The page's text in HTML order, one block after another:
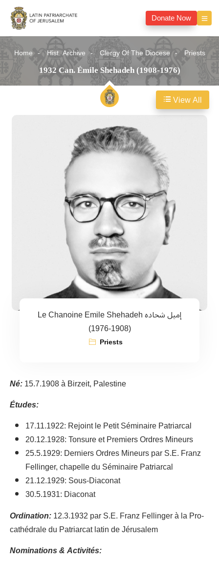
Donate Now
Home Hist. Archive Clergy Of The Diocese Priests
1932 Can. Émile Shehadeh (1908-1976)
Le Chanoine Emile Shehadeh إميل شحاده
(1908-1976)
Priests
Né:15.7.1908 à Birzeit, Palestine
Études:
17.11.1922: Rejoint le Petit Séminaire Patriarcal
20.12.1928: Tonsure et Premiers Ordres Mineurs
25.5.1929: Derniers Ordres Mineurs par S.E. Franz
Fellinger, chapelle du Séminaire Patriarcal
21.12.1929: Sous-Diaconat
30.5.1931: Diaconat
Ordination:12.3.1932 par S.E. Franz Fellinger à la Pro-
cathédrale du Patriarcat latin de Jérusalem
Nominations & Activités:
View All